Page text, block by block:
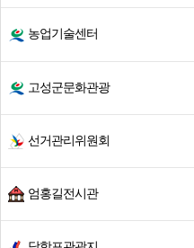
농업기술센터
고성군문화관광
선거관리위원회
엄홍길전시관